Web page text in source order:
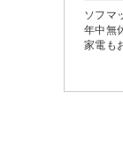
ソフマ
年中無
家電も